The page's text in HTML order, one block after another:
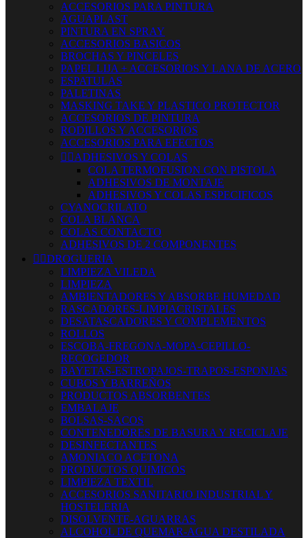
ACCESORIOS PARA PINTURA
AGUAPLAST
PINTURA EN SPRAY
ACCESORIOS BASICOS
BROCHAS Y PINCELES
PAPEL LIJA + ACCESORIOS Y LANA DE ACERO
ESPATULAS
PALETINAS
MASKING TAKE Y PLASTICO PROTECTOR
ACCESORIOS DE PINTURA
RODILLOS Y ACCESORIOS
ACCESORIOS PARA EFECTOS
 ADHESIVOS Y COLAS
COLA TERMOFUSION CON PISTOLA
ADHESIVOS DE MONTAJE
ADHESIVOS Y COLAS ESPECIFICOS
CYANOCRILATO
COLA BLANCA
COLAS CONTACTO
ADHESIVOS DE 2 COMPONENTES
 DROGUERIA
LIMPIEZA VILEDA
LIMPIEZA
AMBIENTADORES Y ABSORBE HUMEDAD
RASCADORES-LIMPIACRISTALES
DESATASCADORES Y COMPLEMENTOS
ROLLOS
ESCOBA-FREGONA-MOPA-CEPILLO-
RECOGEDOR
BAYETAS-ESTROPAJOS-TRAPOS-ESPONJAS
CUBOS Y BARREÑOS
PRODUCTOS ABSORBENTES
EMBALAJE
BOLSAS-SACOS
CONTENEDORES DE BASURA Y RECICLAJE
DESINFECTANTES
AMONIACO ACETONA
PRODUCTOS QUIMICOS
LIMPIEZA TEXTIL
ACCESORIOS SANITARIO INDUSTRIAL Y
HOSTELERIA
DISOLVENTE-AGUARRAS
ALCOHOL DE QUEMAR-AGUA DESTILADA